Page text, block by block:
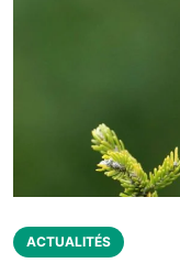
ACTUALITÉS